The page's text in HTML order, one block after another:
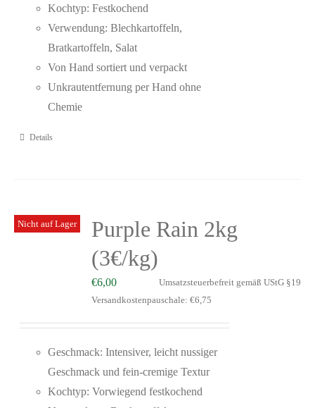
Kochtyp: Festkochend
Verwendung: Blechkartoffeln,
Bratkartoffeln, Salat
Von Hand sortiert und verpackt
Unkrautentfernung per Hand ohne
Chemie
Details
Nicht auf Lager
Purple Rain 2kg
(3€/kg)
€6,00
Umsatzsteuerbefreit gemäß UStG §19
Versandkostenpauschale: €6,75
Geschmack: Intensiver, leicht nussiger
Geschmack und fein-cremige Textur
Kochtyp: Vorwiegend festkochend